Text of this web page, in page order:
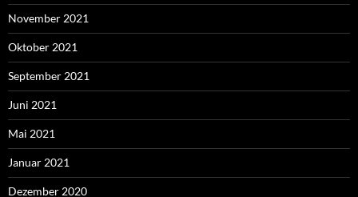
November 2021
Oktober 2021
September 2021
Juni 2021
Mai 2021
Januar 2021
Dezember 2020